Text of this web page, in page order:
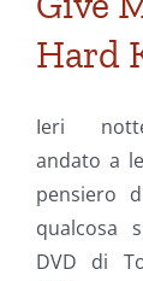
Hard
Ieri
andato a
pensiero
qualcosa
DVD di